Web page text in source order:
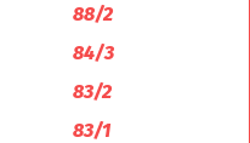
88/2
84/3
83/2
83/1